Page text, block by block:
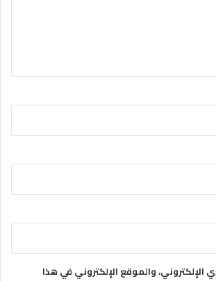
والموقع الإلكتروني في هذا